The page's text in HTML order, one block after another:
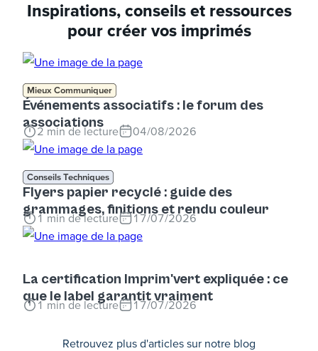
Inspirations, conseils et ressources
pour créer vos imprimés
Mieux Communiquer
Événements associatifs : le forum des
associations
2 min de lecture 04/08/2026
Conseils Techniques
Flyers papier recyclé : guide des
grammages, finitions et rendu couleur
1 min de lecture 17/07/2026
La certification Imprim'vert expliquée : ce
que le label garantit vraiment
1 min de lecture 17/07/2026
Retrouvez plus d'articles sur notre blog